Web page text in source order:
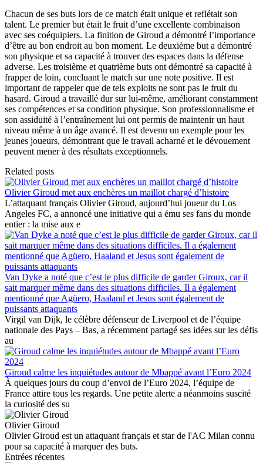
Chacun de ses buts lors de ce match était unique et reflétait son
talent. Le premier but était le fruit d’une excellente combinaison
avec ses coéquipiers. La finition de Giroud a démontré l’importance
d’être au bon endroit au bon moment. Le deuxième but a démontré
son physique et sa capacité à trouver des espaces dans la défense
adverse. Les troisième et quatrième buts ont démontré sa capacité à
frapper de loin, concluant le match sur une note positive. Il est
important de rappeler que de tels exploits ne sont pas le fruit du
hasard. Giroud a travaillé dur sur lui-même, améliorant constamment
ses compétences et sa condition physique. Son professionnalisme et
son assiduité à l’entraînement lui ont permis de maintenir un haut
niveau même à un âge avancé. Il est devenu un exemple pour les
jeunes joueurs, démontrant que le travail acharné et le dévouement
peuvent mener à des résultats exceptionnels.
Related posts
Olivier Giroud met aux enchères un maillot chargé d’histoire
L’attaquant français Olivier Giroud, aujourd’hui joueur du Los
Angeles FC, a annoncé une initiative qui a ému ses fans du monde
entier : la mise aux e
Van Dyke a noté que c’est le plus difficile de garder Giroux, car il
sait marquer même dans des situations difficiles. Il a également
mentionné que Agüero, Haaland et Jesus sont également de
puissants attaquants
Virgil van Dijk, le célèbre défenseur de Liverpool et de l’équipe
nationale des Pays – Bas, a récemment partagé ses idées sur les défis
au
Giroud calme les inquiétudes autour de Mbappé avant l’Euro 2024
À quelques jours du coup d’envoi de l’Euro 2024, l’équipe de
France attire tous les regards. Une petite alerte a néanmoins suscité
la curiosité des su
Olivier Giroud
Olivier Giroud est un attaquant français et star de l'AC Milan connu
pour sa capacité à marquer des buts.
Entrées récentes